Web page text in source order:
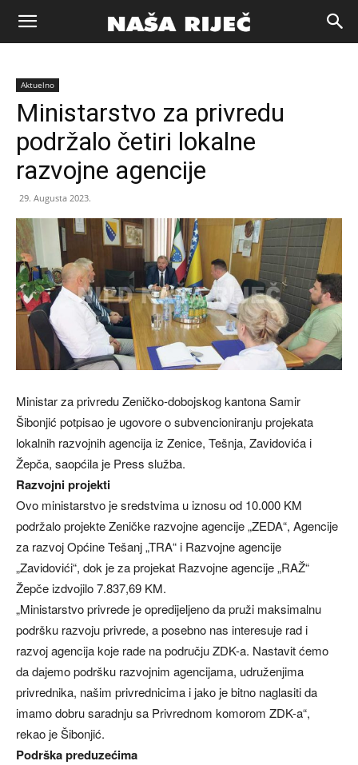
Naša
riječ
Zenica
Aktuelno
Ministarstvo za privredu
podržalo četiri lokalne
razvojne agencije
29. Augusta 2023.
Ministar za privredu Zeničko-dobojskog kantona Samir
Šibonjić potpisao je ugovore o subvencioniranju projekata
lokalnih razvojnih agencija iz Zenice, Tešnja, Zavidovića i
Žepča, saopćila je Press služba.
Razvojni projekti
Ovo ministarstvo je sredstvima u iznosu od 10.000 KM
podržalo projekte Zeničke razvojne agencije „ZEDA“, Agencije
za razvoj Općine Tešanj „TRA“ i Razvojne agencije
„Zavidovići“, dok je za projekat Razvojne agencije „RAŽ“
Žepče izdvojilo 7.837,69 KM.
„Ministarstvo privrede je opredijeljeno da pruži maksimalnu
podršku razvoju privrede, a posebno nas interesuje rad i
razvoj agencija koje rade na području ZDK-a. Nastavit ćemo
da dajemo podršku razvojnim agencijama, udruženjima
privrednika, našim privrednicima i jako je bitno naglasiti da
imamo dobru saradnju sa Privrednom komorom ZDK-a“,
rekao je Šibonjić.
Podrška preduzećima